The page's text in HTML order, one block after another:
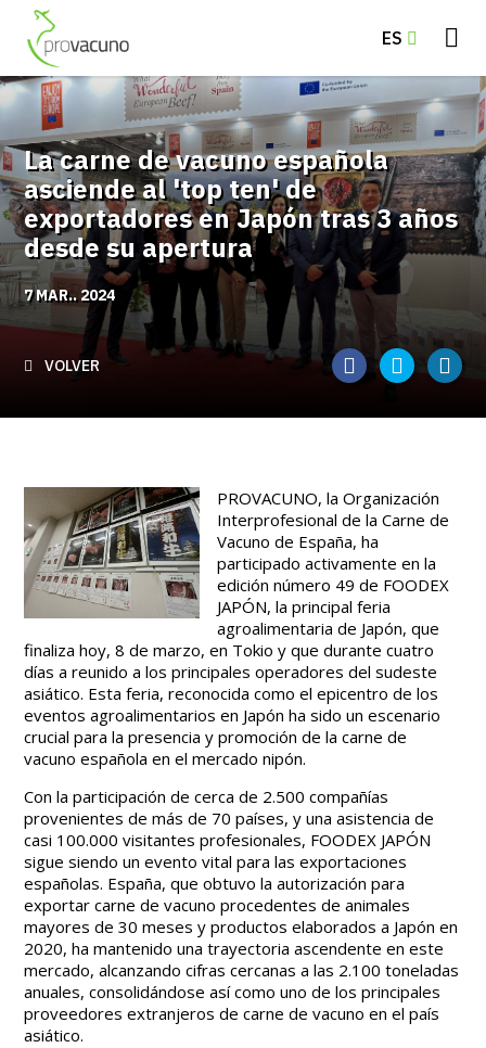
ES
La carne de vacuno española
asciende al 'top ten' de
exportadores en Japón tras 3 años
desde su apertura
7 MAR.. 2024
VOLVER
PROVACUNO, la Organización
Interprofesional de la Carne de
Vacuno de España, ha
participado activamente en la
edición número 49 de FOODEX
JAPÓN, la principal feria
agroalimentaria de Japón, que
finaliza hoy, 8 de marzo, en Tokio y que durante cuatro
días a reunido a los principales operadores del sudeste
asiático. Esta feria, reconocida como el epicentro de los
eventos agroalimentarios en Japón ha sido un escenario
crucial para la presencia y promoción de la carne de
vacuno española en el mercado nipón.
Con la participación de cerca de 2.500 compañías
provenientes de más de 70 países, y una asistencia de
casi 100.000 visitantes profesionales, FOODEX JAPÓN
sigue siendo un evento vital para las exportaciones
españolas. España, que obtuvo la autorización para
exportar carne de vacuno procedentes de animales
mayores de 30 meses y productos elaborados a Japón en
2020, ha mantenido una trayectoria ascendente en este
mercado, alcanzando cifras cercanas a las 2.100 toneladas
anuales, consolidándose así como uno de los principales
proveedores extranjeros de carne de vacuno en el país
asiático.